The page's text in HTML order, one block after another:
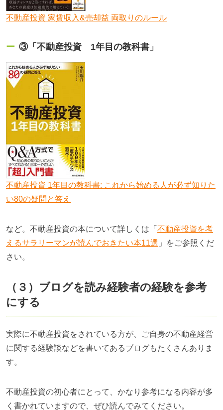
不動産投資 家賃収入&売却益 両取りのルール
③「不動産投資 1年目の教科書」
不動産投資 1年目の教科書: これから始める人が必ず知りた
い80の疑問と答え
など。不動産投資の本について詳しくは「 不動産投資を考
えるサラリーマンが読んでおきたい本11選 」をご参照くだ
さい。
（３）ブログを読み経験者の経験を参考
にする
実際に不動産投資をされている方が、ご自身の不動産経営
に関する経験談などを書いてあるブログもたくさんありま
す。
不動産投資の初心者にとって、かなり参考になる内容が多
く書かれていますので、ぜひ読んでみてください。